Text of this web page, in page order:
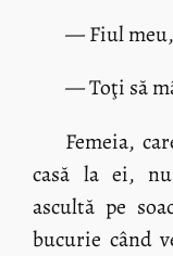
— Fiul
— Toţi să
Femeia,
casă la ei,
ascultă pe
bucurie când